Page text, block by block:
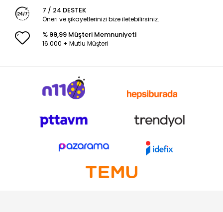
7 / 24 DESTEK
Öneri ve şikayetlerinizi bize iletebilirsiniz.
% 99,99 Müşteri Memnuniyeti
16.000 + Mutlu Müşteri